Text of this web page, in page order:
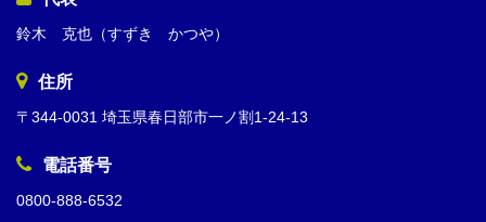
鈴木 克也（すずき かつや）
住所
〒344-0031 埼玉県春日部市一ノ割1-24-13
電話番号
0800-888-6532